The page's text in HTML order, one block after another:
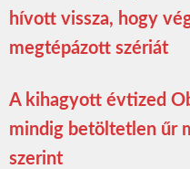
hívott vissza, hogy
megtépázott szériát
A kihagyott évtized
mindig betöltetlen űr
szerint